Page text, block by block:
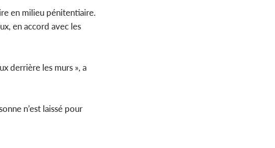
en milieu pénitentiaire.
en accord avec les
derrière les murs », a
n’est laissé pour